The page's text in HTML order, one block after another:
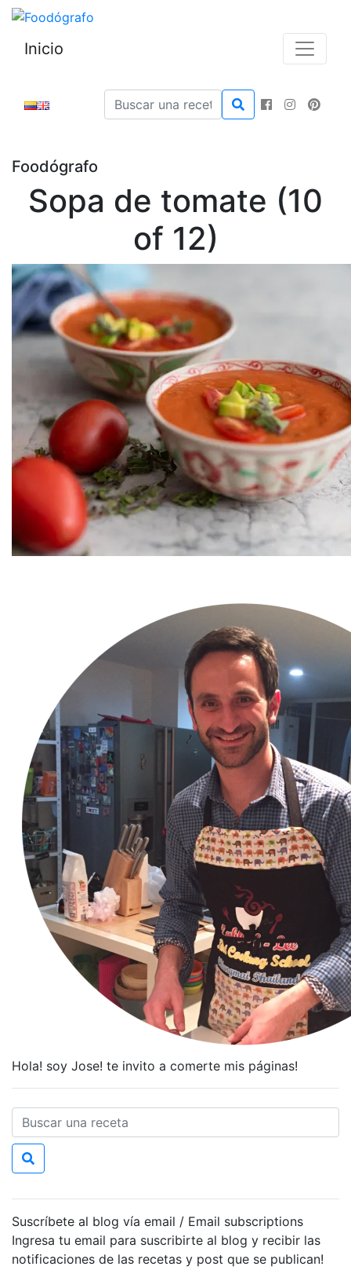
Inicio
Foodógrafo
Sopa de tomate (10
of 12)
Hola! soy Jose! te invito a comerte mis páginas!
Suscríbete al blog vía email / Email subscriptions
Ingresa tu email para suscribirte al blog y recibir las
notificaciones de las recetas y post que se publican!